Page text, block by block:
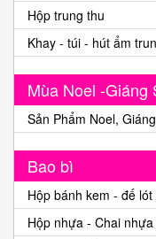
Hộp trung thu
Khay - túi - hút ẩm
Mùa Noel -Giáng
Sản Phẩm Noel,
Bao bì
Hộp bánh kem - đế lót
Hộp nhựa - Chai nhựa